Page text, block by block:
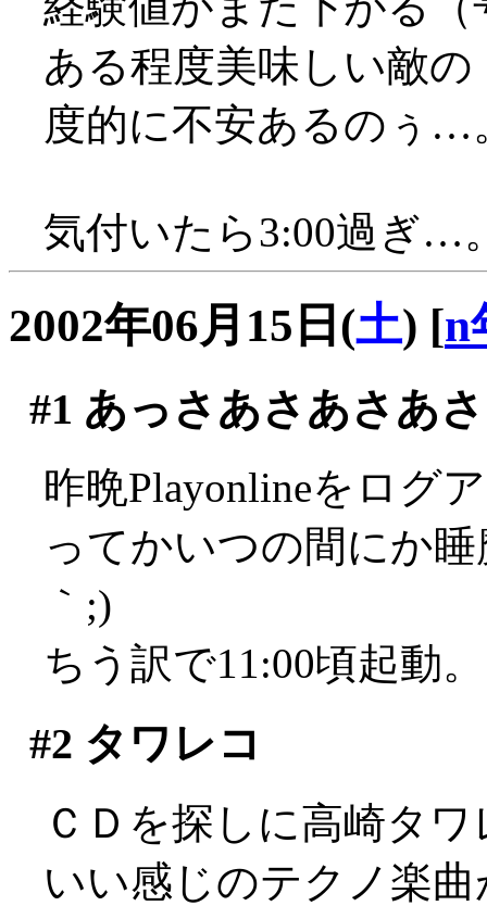
ある程度美味しい敵
度的に不安あるのぅ…
気付いたら3:00過ぎ…
2002年06月15日(土) [n
#1 あっさあさあさあ
昨晩Playonlineをログ
ってかいつの間にか
｀;)
ちう訳で11:00頃起動
#2 タワレコ
ＣＤを探しに高崎タ
いい感じのテクノ楽